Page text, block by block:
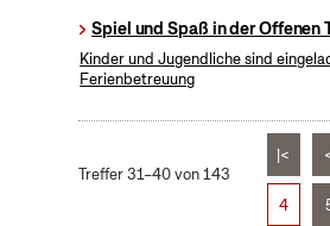
Spiel und Spaß in der Offenen
Kinder und Jugendliche sind
Ferienbetreuung
Treffer 31–40 von 143
|<
4